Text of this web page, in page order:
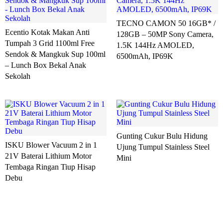
Ecentio Kotak Makan Anti
Tumpah 3 Grid 1100ml Free
Sendok & Mangkuk Sup 100ml
– Lunch Box Bekal Anak
Sekolah
TECNO CAMON 50 16GB* /
128GB – 50MP Sony Camera,
1.5K 144Hz AMOLED,
6500mAh, IP69K
ISKU Blower Vacuum 2 in 1
21V Baterai Lithium Motor
Tembaga Ringan Tiup Hisap
Debu
Gunting Cukur Bulu Hidung
Ujung Tumpul Stainless Steel
Mini